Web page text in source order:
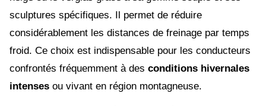
sculptures spécifiques. Il permet de réduire
considérablement les distances de freinage par temps
froid. Ce choix est indispensable pour les conducteurs
confrontés fréquemment à des conditions hivernales
intenses ou vivant en région montagneuse.